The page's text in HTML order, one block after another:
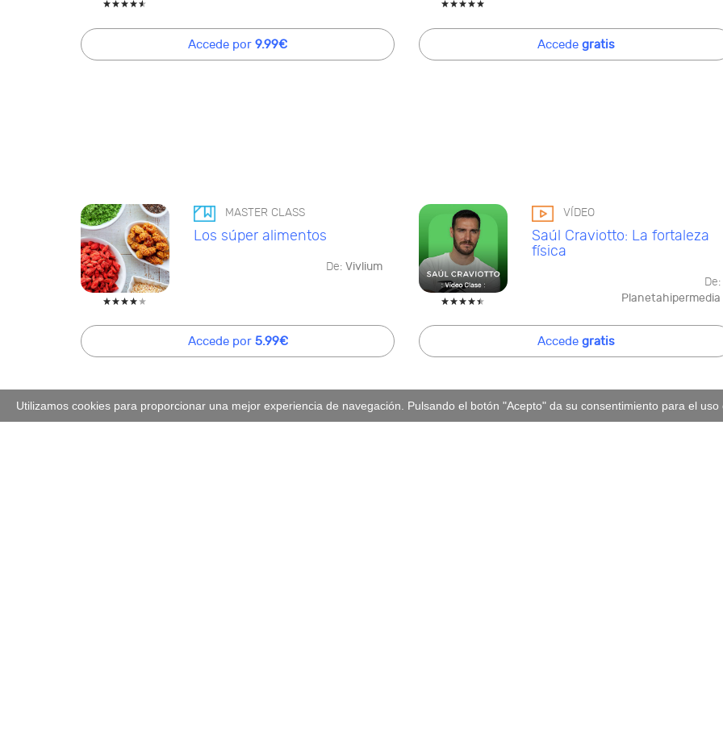
Accede por 9.99€ Accede gratis
MASTER CLASS
Los súper alimentos
De: Vivlium
Accede por 5.99€
VÍDEO
Saúl Craviotto: La fortaleza
física
De:
Planetahipermedia
Accede gratis
Utilizamos cookies para proporcionar una mejor experiencia de navegación. Pulsando el botón "Acepto" da su consentimiento para el uso